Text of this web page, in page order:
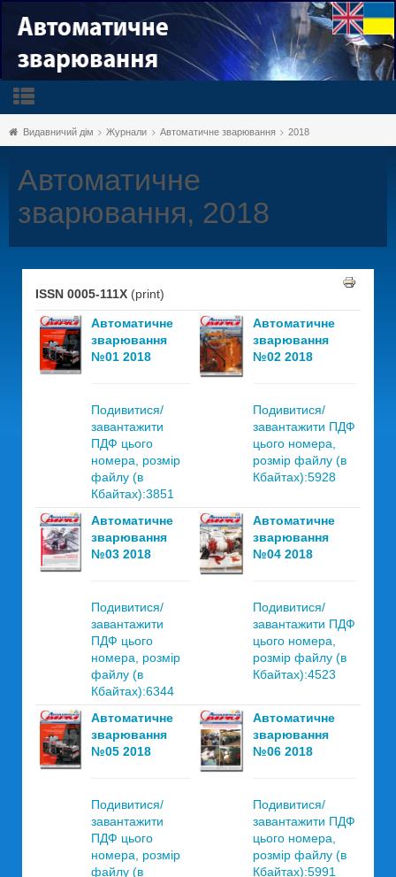
Видавничий дім Журнали Автоматичне зварювання 2018
Автоматичне
зварювання, 2018
ISSN 0005-111X (print)
Автоматичне
зварювання
№01 2018
Подивитися/
завантажити
ПДФ цього
номера, розмір
файлу (в
Кбайтах):3851
Автоматичне
зварювання
№02 2018
Подивитися/
завантажити ПДФ
цього номера,
розмір файлу (в
Кбайтах):5928
Автоматичне
зварювання
№03 2018
Подивитися/
завантажити
ПДФ цього
номера, розмір
файлу (в
Кбайтах):6344
Автоматичне
зварювання
№04 2018
Подивитися/
завантажити ПДФ
цього номера,
розмір файлу (в
Кбайтах):4523
Автоматичне
зварювання
№05 2018
Подивитися/
завантажити
ПДФ цього
номера, розмір
файлу (в
Автоматичне
зварювання
№06 2018
Подивитися/
завантажити ПДФ
цього номера,
розмір файлу (в
Кбайтах):5991